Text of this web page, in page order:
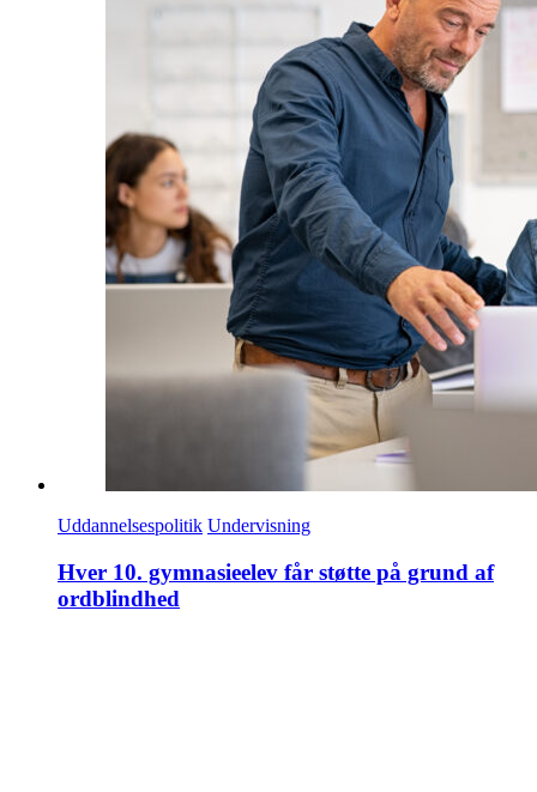
Uddannelsespolitik Undervisning
Hver 10. gymnasieelev får støtte på grund af
ordblindhed